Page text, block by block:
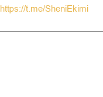
https://t.me/SheniEkimi